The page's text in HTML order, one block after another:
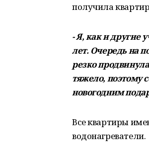
получила
- Я, как и другие
лет. Очередь на
резко
тяжело, поэтому
новогодним
Все квартиры
водонагреватели.